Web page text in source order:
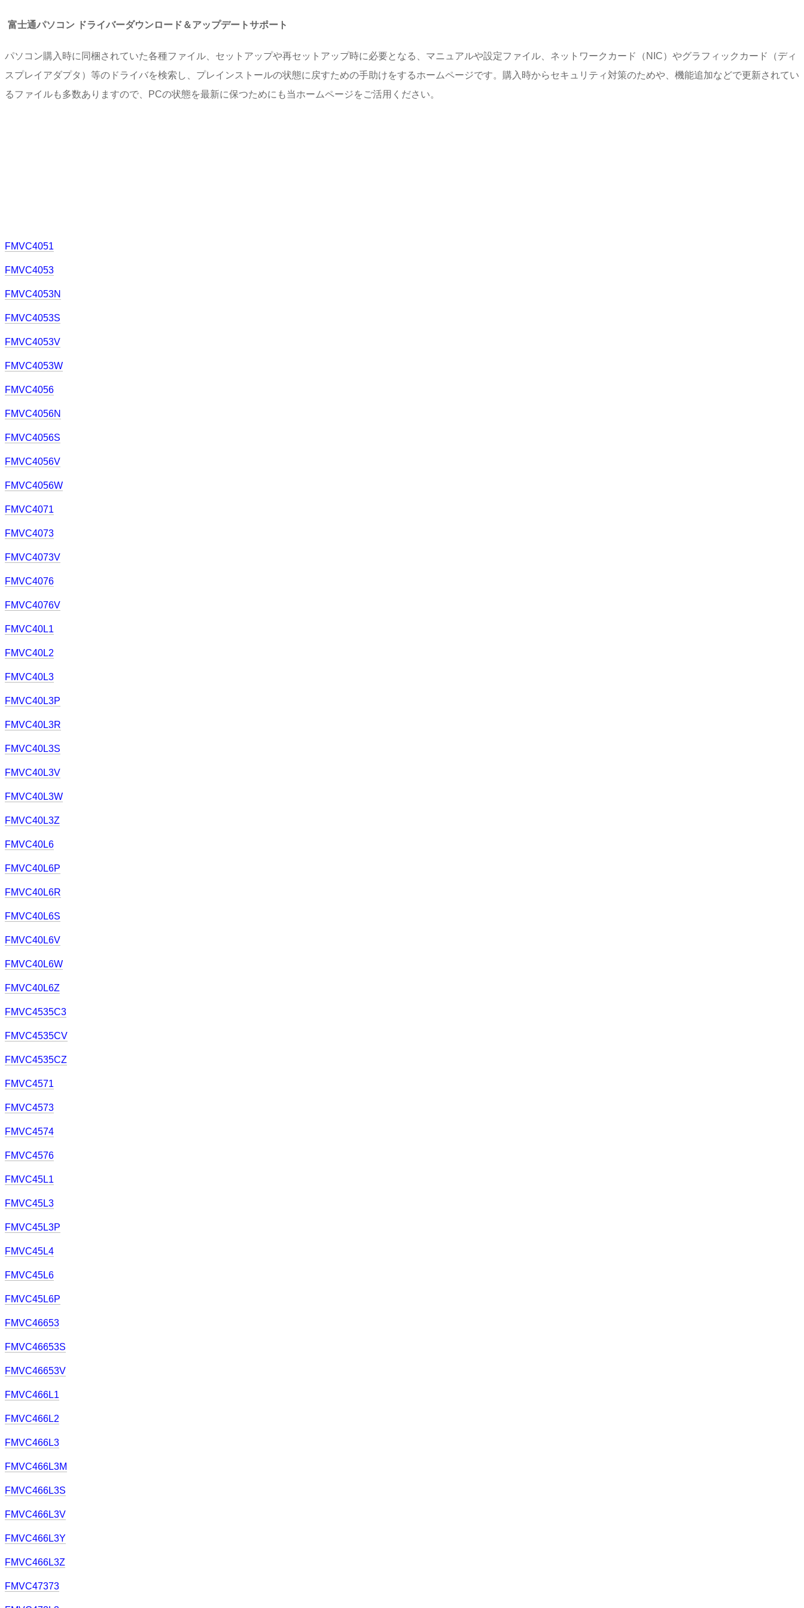
富士通パソコン ドライバーダウンロード＆アップデートサポート
パソコン購入時に同梱されていた各種ファイル、セットアップや再セットアップ時に必要となる、マニュアルや設定ファイル、ネットワークカード（NIC）やグラフィックカード（ディ
スプレイアダプタ）等のドライバを検索し、プレインストールの状態に戻すための手助けをするホームページです。購入時からセキュリティ対策のためや、機能追加などで更新されてい
るファイルも多数ありますので、PCの状態を最新に保つためにも当ホームページをご活用ください。
FMVC4051
FMVC4053
FMVC4053N
FMVC4053S
FMVC4053V
FMVC4053W
FMVC4056
FMVC4056N
FMVC4056S
FMVC4056V
FMVC4056W
FMVC4071
FMVC4073
FMVC4073V
FMVC4076
FMVC4076V
FMVC40L1
FMVC40L2
FMVC40L3
FMVC40L3P
FMVC40L3R
FMVC40L3S
FMVC40L3V
FMVC40L3W
FMVC40L3Z
FMVC40L6
FMVC40L6P
FMVC40L6R
FMVC40L6S
FMVC40L6V
FMVC40L6W
FMVC40L6Z
FMVC4535C3
FMVC4535CV
FMVC4535CZ
FMVC4571
FMVC4573
FMVC4574
FMVC4576
FMVC45L1
FMVC45L3
FMVC45L3P
FMVC45L4
FMVC45L6
FMVC45L6P
FMVC46653
FMVC46653S
FMVC46653V
FMVC466L1
FMVC466L2
FMVC466L3
FMVC466L3M
FMVC466L3S
FMVC466L3V
FMVC466L3Y
FMVC466L3Z
FMVC47373